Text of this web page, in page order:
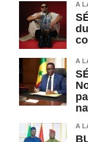
A
A
A